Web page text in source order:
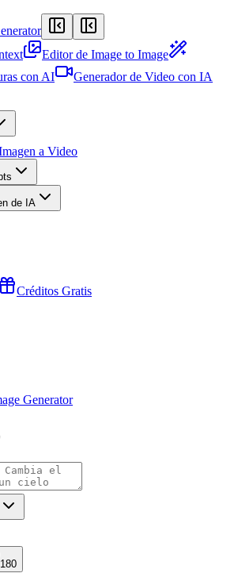
Editor de Image to Image
con AI
Generador de Video con IA
a Video
de IA
Créditos Gratis
Generator
180